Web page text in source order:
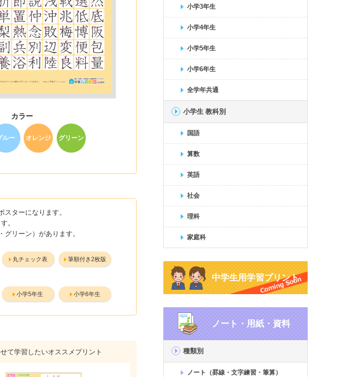
カラー
ルー オレンジ グリーン
ターになります。
。
リーン）があります。
丸チェック表 筆順付き2枚版
小学5年生 小学6年生
て学習したいオススメプリント
小学3年生
小学4年生
小学5年生
小学6年生
全学年共通
小学生 教科別
国語
算数
英語
社会
理科
家庭科
中学生用学習プリント
ノート・用紙・資料
種類別
ノート（罫線・文字練習・筆算）